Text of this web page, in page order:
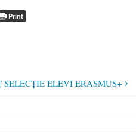
Print
ELEVI ERASMUS+